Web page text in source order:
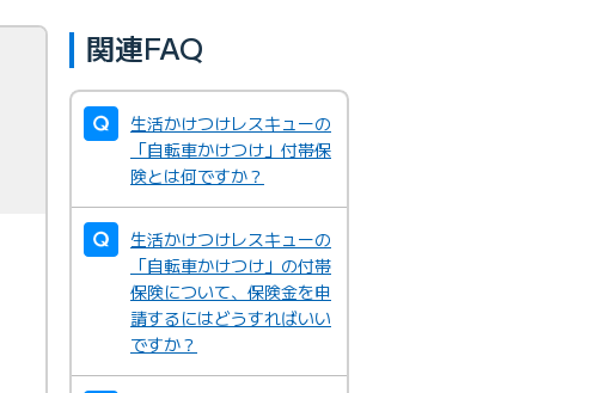
関連FAQ
生活かけつけレスキューの
「自転車かけつけ」付帯保
険とは何ですか？
生活かけつけレスキューの
「自転車かけつけ」の付帯
保険について、保険金を申
請するにはどうすればいい
ですか？